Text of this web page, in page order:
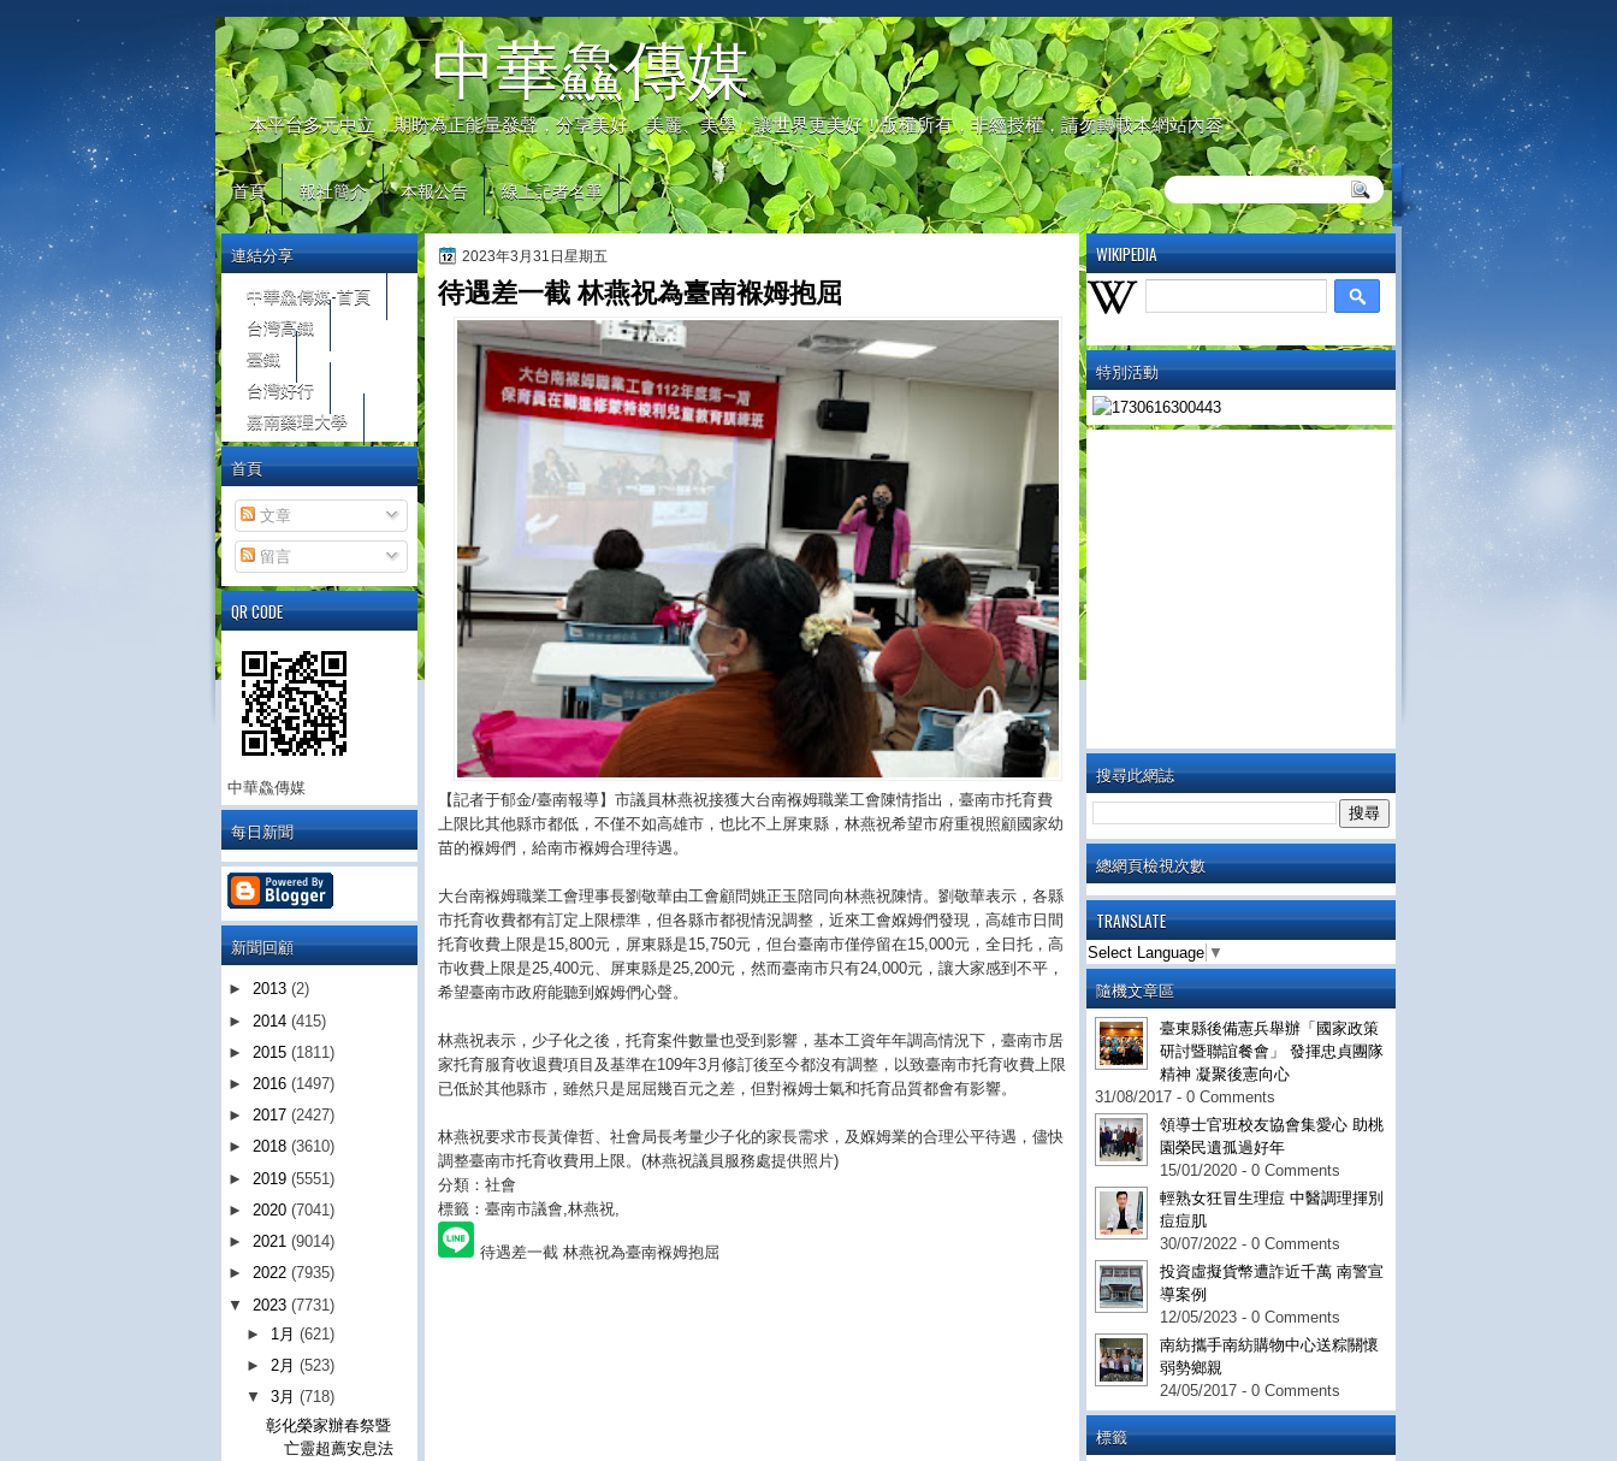
中華鱻傳媒
本平台多元中立，期盼為正能量發聲，分享美好、美麗、美學，讓世界更美好！版權所有，非經授權，請勿轉載本網站內容
首頁 報社簡介 本報公告 線上記者名單
WIKIPEDIA
特別活動
搜尋此網誌
總網頁檢視次數
TRANSLATE
Select Language ▼
隨機文章區
臺東縣後備憲兵舉辦「國家政策
研討暨聯誼餐會」 發揮忠貞團隊
精神 凝聚後憲向心
31/08/2017 - 0 Comments
領導士官班校友協會集愛心 助桃
園榮民遺孤過好年
15/01/2020 - 0 Comments
輕熟女狂冒生理痘 中醫調理揮別
痘痘肌
30/07/2022 - 0 Comments
投資虛擬貨幣遭詐近千萬 南警宣
導案例
12/05/2023 - 0 Comments
南紡攜手南紡購物中心送粽關懷
弱勢鄉親
24/05/2017 - 0 Comments
標籤
2023年3月31日星期五
待遇差一截 林燕祝為臺南褓姆抱屈
【記者于郁金/臺南報導】市議員林燕祝接獲大台南褓姆職業工會陳情指出，臺南市托育費
上限比其他縣市都低，不僅不如高雄市，也比不上屏東縣，林燕祝希望市府重視照顧國家幼
苗的褓姆們，給南市褓姆合理待遇。
大台南褓姆職業工會理事長劉敬華由工會顧問姚正玉陪同向林燕祝陳情。劉敬華表示，各縣
市托育收費都有訂定上限標準，但各縣市都視情況調整，近來工會媬姆們發現，高雄市日間
托育收費上限是15,800元，屏東縣是15,750元，但台臺南市僅停留在15,000元，全日托，高
市收費上限是25,400元、屏東縣是25,200元，然而臺南市只有24,000元，讓大家感到不平，
希望臺南市政府能聽到媬姆們心聲。
林燕祝表示，少子化之後，托育案件數量也受到影響，基本工資年年調高情況下，臺南市居
家托育服育收退費項目及基準在109年3月修訂後至今都沒有調整，以致臺南市托育收費上限
已低於其他縣市，雖然只是屈屈幾百元之差，但對褓姆士氣和托育品質都會有影響。
林燕祝要求市長黃偉哲、社會局長考量少子化的家長需求，及媬姆業的合理公平待遇，儘快
調整臺南市托育收費用上限。(林燕祝議員服務處提供照片)
分類：社會
標籤：臺南市議會 ,林燕祝,
待遇差一截 林燕祝為臺南褓姆抱屈
連結分享
中華鱻傳媒-首頁
台灣高鐵
臺鐵
台灣好行
嘉南藥理大學
首頁
文章
留言
QR CODE
中華鱻傳媒
每日新聞
新聞回顧
► 2013 (2)
► 2014 (415)
► 2015 (1811)
► 2016 (1497)
► 2017 (2427)
► 2018 (3610)
► 2019 (5551)
► 2020 (7041)
► 2021 (9014)
► 2022 (7935)
▼ 2023 (7731)
► 1月(621)
► 2月(523)
▼3月(718)
彰化榮家辦春祭暨
亡靈超薦安息法